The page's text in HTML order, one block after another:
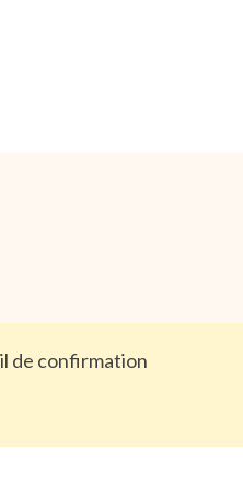
de confirmation